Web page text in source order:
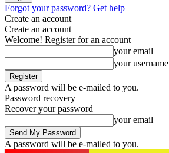
Forgot your password? Get help
Create an account
Create an account
Welcome! Register for an account
your email
your username
A password will be e-mailed to you.
Password recovery
Recover your password
your email
A password will be e-mailed to you.